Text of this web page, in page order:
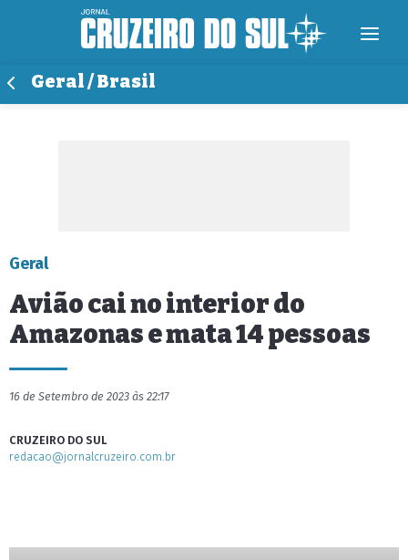
Geral / Brasil
Geral
Avião cai no interior do
Amazonas e mata 14 pessoas
16 de Setembro de 2023 às 22:17
CRUZEIRO DO SUL
redacao@jornalcruzeiro.com.br